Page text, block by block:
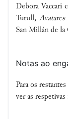
Debora Vaccari
Turull,
San Millán de la
Notas ao
Para os
ver as respetivas